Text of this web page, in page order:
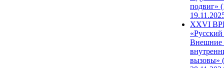
подвиг»
XXVI
Внешние
вызовы»